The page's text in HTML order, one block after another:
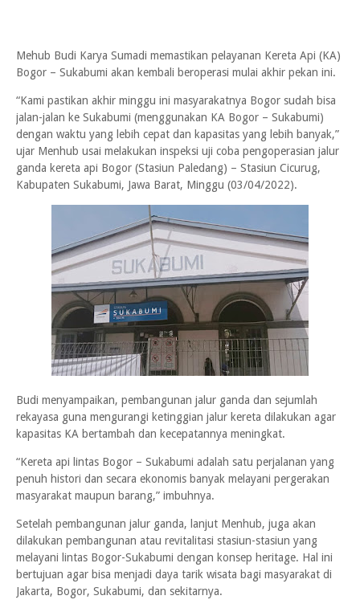
Mehub Budi Karya Sumadi memastikan pelayanan Kereta Api (KA)
Bogor – Sukabumi akan kembali beroperasi mulai akhir pekan ini.
“Kami pastikan akhir minggu ini masyarakatnya Bogor sudah bisa
jalan-jalan ke Sukabumi (menggunakan KA Bogor – Sukabumi)
dengan waktu yang lebih cepat dan kapasitas yang lebih banyak,”
ujar Menhub usai melakukan inspeksi uji coba pengoperasian jalur
ganda kereta api Bogor (Stasiun Paledang) – Stasiun Cicurug,
Kabupaten Sukabumi, Jawa Barat, Minggu (03/04/2022).
Budi menyampaikan, pembangunan jalur ganda dan sejumlah
rekayasa guna mengurangi ketinggian jalur kereta dilakukan agar
kapasitas KA bertambah dan kecepatannya meningkat.
“Kereta api lintas Bogor – Sukabumi adalah satu perjalanan yang
penuh histori dan secara ekonomis banyak melayani pergerakan
masyarakat maupun barang,” imbuhnya.
Setelah pembangunan jalur ganda, lanjut Menhub, juga akan
dilakukan pembangunan atau revitalitasi stasiun-stasiun yang
melayani lintas Bogor-Sukabumi dengan konsep heritage. Hal ini
bertujuan agar bisa menjadi daya tarik wisata bagi masyarakat di
Jakarta, Bogor, Sukabumi, dan sekitarnya.